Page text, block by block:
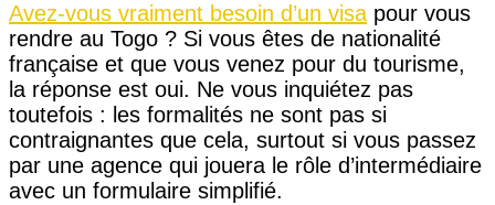
Avez-vous vraiment besoin d’un visapour vous
rendre au Togo ? Si vous êtes de nationalité
française et que vous venez pour du tourisme,
la réponse est oui. Ne vous inquiétez pas
toutefois : les formalités ne sont pas si
contraignantes que cela, surtout si vous passez
par une agence qui jouera le rôle d’intermédiaire
avec un formulaire simplifié.